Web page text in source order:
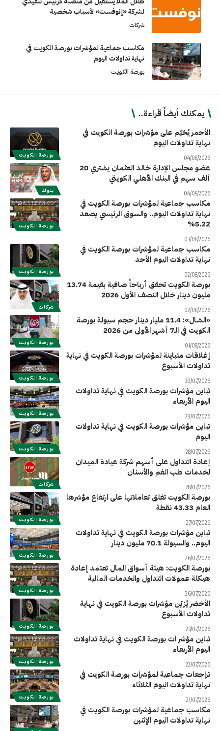
لشركة «إنوفست» لأسباب شخصية
شركات
مكاسب جماعية لمؤشرات بورصة الكويت في
نهاية تداولات اليوم
بورصة الكويت
يمكنك أيضاً قراءة..
بورصة الكويت
الأحمر يُخيّم على مؤشرات بورصة الكويت في
نهاية تداولات اليوم
04/08/2026
بنوك
عضو مجلس الإدارة خالد العثمان يشتري 20
ألف سهم في البنك الأهلي الكويتي
04/08/2026
بورصة الكويت
مكاسب جماعية لمؤشرات بورصة الكويت في
نهاية تداولات اليوم.. والسوق الرئيسي يصعد
5.22%
03/08/2026
بورصة الكويت
مكاسب جماعية لمؤشرات بورصة الكويت في
نهاية تداولات اليوم الأحد
02/08/2026
شركات
بورصة الكويت تحقق أرباحاً صافية بقيمة 13.74
مليون دينار خلال النصف الأول 2026
02/08/2026
بورصة الكويت
«الشال»: 11.4 مليار دينار حجم سيولة بورصة
الكويت في الـ7 أشهر الأولى من 2026
01/08/2026
بورصة الكويت
إغلاقات متباينة لمؤشرات بورصة الكويت في نهاية
تداولات الأسبوع
30/07/2026
بورصة الكويت
تباين مؤشرات بورصة الكويت في نهاية تداولات
اليوم الأربعاء
29/07/2026
بورصة الكويت
تباين مؤشرات بورصة الكويت في نهاية تداولات
اليوم
28/07/2026
شركات
إعادة التداول على أسهم شركة عيادة الميدان
لخدمات طب الفم والأسنان
28/07/2026
بورصة الكويت
بورصة الكويت تغلق تعاملاتها على ارتفاع مؤشرها
العام 43.33 نقطة
27/07/2026
بورصة الكويت
تباين مؤشرات بورصة الكويت في نهاية تداولات
اليوم.. والسيولة 70.1 مليون دينار
26/07/2026
بورصة الكويت
بورصة الكويت: هيئة أسواق المال تعتمد إعادة
هيكلة عمولات التداول والخدمات المالية
26/07/2026
بورصة الكويت
الأخضر يُزيّن مؤشرات بورصة الكويت في نهاية
تداولات الأسبوع
23/07/2026
بورصة الكويت
تباين مؤشر ات بورصة الكويت في نهاية تداولات
اليوم الأربعاء
22/07/2026
بورصة الكويت
تراجعات جماعية لمؤشرات بورصة الكويت في
نهاية تداولات اليوم الثلاثاء
21/07/2026
مكاسب جماعية لمؤشرات بورصة الكويت في
نهاية تداولات اليوم الإثنين